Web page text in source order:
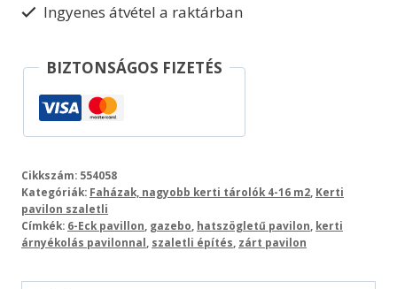
Ingyenes átvétel a raktárban
BIZTONSÁGOS FIZETÉS
Cikkszám: 554058
Kategóriák: Faházak, nagyobb kerti tárolók 4-16 m2 Kerti
pavilon szaletli
Címkék: 6-Eck pavillon gazebo hatszögletű pavilon kerti
árnyékolás pavilonnal szaletli építés zárt pavilon